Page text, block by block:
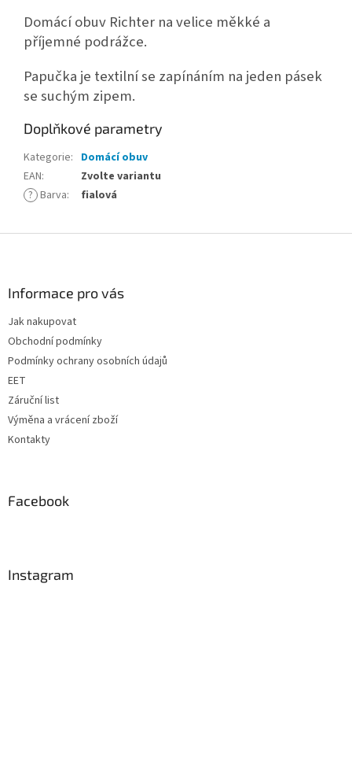
Domácí obuv Richter na velice měkké a
příjemné podrážce.
Papučka je textilní se zapínáním na jeden pásek
se suchým zipem.
Doplňkové parametry
Kategorie: Domácí obuv
EAN:
Zvolte variantu
? Barva: fialová
Informace pro vás
Jak nakupovat
Obchodní podmínky
Podmínky ochrany osobních údajů
EET
Záruční list
Výměna a vrácení zboží
Kontakty
Facebook
Instagram